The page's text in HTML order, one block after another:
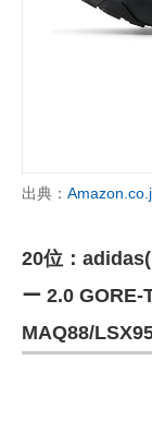
出典：
20位：
ー 2.0 GORE-
MAQ88/